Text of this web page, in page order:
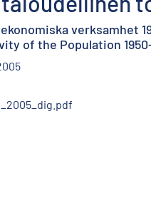
verksamhet
of the Population